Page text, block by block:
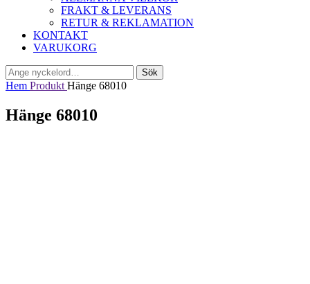
FRAKT & LEVERANS
RETUR & REKLAMATION
KONTAKT
VARUKORG
Sök
efter:
Sök
Hem Produkt Hänge 68010
Hänge 68010